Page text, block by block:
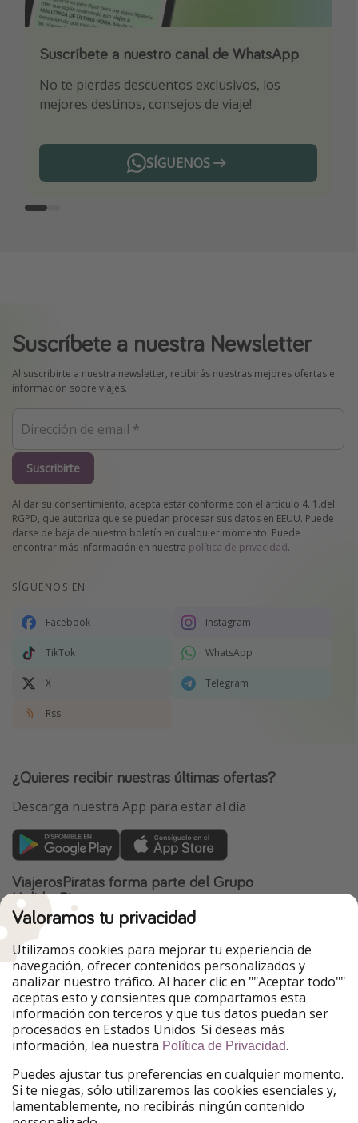
Suscríbete a nuestro canal de WhatsApp
No te pierdas descuentos exclusivos, los
mejores destinos, consejos de viaje!
SÍGUENOS
Descarga nuestra app
Sé el primero en reservar nuestros chollazos
¡Suscríbete a nuestro canal de Telegram!
¡Recibe las mejores ofertas seleccionadas para
ti por nuestros expertos en viajes
Telegram
Suscríbete a nuestra Newsletter
Al suscribirte a nuestra newsletter, recibirás nuestras mejores ofertas e
información sobre viajes.
Suscribirte
Al dar su consentimiento, acepta estar conforme con el artículo 4. 1.del
RGPD, que autoriza que se puedan procesar sus datos en EEUU. Puede
darse de baja de nuestro boletín en cualquier momento. Puede
encontrar más información en nuestra política de privacidad.
SÍGUENOS EN
Facebook Instagram
TikTok WhatsApp
X Telegram
Rss
¿Quieres recibir nuestras últimas ofertas?
Descarga nuestra App para estar al día
ViajerosPiratas forma parte del Grupo
HolidayPirates
Nuestros mercados
PiratinViaggio
HolidayPirates
VakantiePiraten
WakacyjniPiraci
VoyagesPirates
Ferienpiraten
Urlaubspiraten
Urlaubspiraten
TravelPirates
Nuestro grupo
HolidayPirates Group
Conócenos mejor Información legal
Valoramos tu privacidad
Utilizamos cookies para mejorar tu experiencia de
navegación, ofrecer contenidos personalizados y
analizar nuestro tráfico. Al hacer clic en ""Aceptar todo""
aceptas esto y consientes que compartamos esta
información con terceros y que tus datos puedan ser
procesados en Estados Unidos. Si deseas más
información, lea nuestra Política de Privacidad.
Puedes ajustar tus preferencias en cualquier momento.
Si te niegas, sólo utilizaremos las cookies esenciales y,
lamentablemente, no recibirás ningún contenido